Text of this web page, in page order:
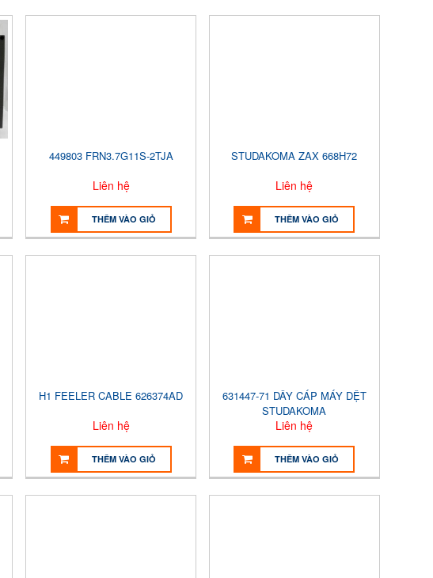
449803 FRN3.7G11S-2TJA
Liên hệ
THÊM VÀO GIỎ
STUDAKOMA ZAX 668H72
Liên hệ
THÊM VÀO GIỎ
H1 FEELER CABLE 626374AD
Liên hệ
THÊM VÀO GIỎ
631447-71 DÂY CÁP MÁY DỆT
STUDAKOMA
Liên hệ
THÊM VÀO GIỎ